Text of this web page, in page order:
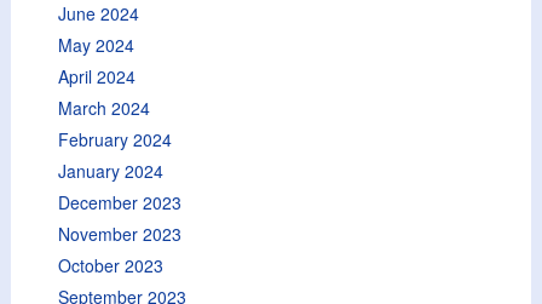
June 2024
May 2024
April 2024
March 2024
February 2024
January 2024
December 2023
November 2023
October 2023
September 2023